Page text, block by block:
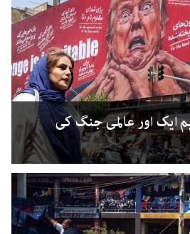
ایک اور عالمی جنگ کی